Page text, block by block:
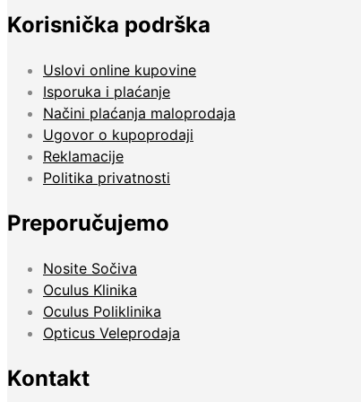
Korisnička podrška
Uslovi online kupovine
Isporuka i plaćanje
Načini plaćanja maloprodaja
Ugovor o kupoprodaji
Reklamacije
Politika privatnosti
Preporučujemo
Nosite Sočiva
Oculus Klinika
Oculus Poliklinika
Opticus Veleprodaja
Kontakt